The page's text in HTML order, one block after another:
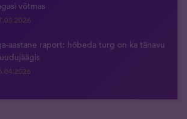
võtmas
aastane raport: hõbeda turg on ka tänavu